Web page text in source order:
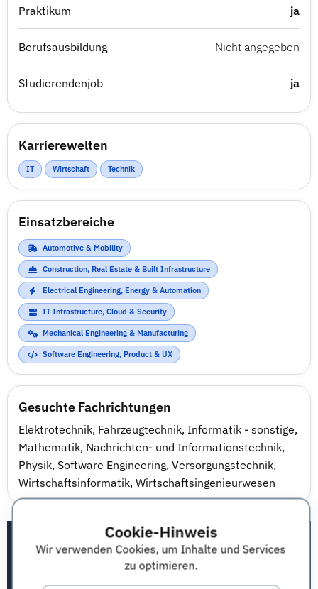
Cookie-Hinweis
Wir verwenden Cookies, um Inhalte und Services
zu optimieren.
Praktikum ja
Berufsausbildung Nicht angegeben
Studierendenjob ja
Karrierewelten
IT Wirtschaft Technik
Einsatzbereiche
Automotive & Mobility
Construction, Real Estate & Built Infrastructure
Electrical Engineering, Energy & Automation
IT Infrastructure, Cloud & Security
Mechanical Engineering & Manufacturing
Software Engineering, Product & UX
Gesuchte Fachrichtungen
Elektrotechnik, Fahrzeugtechnik, Informatik - sonstige,
Mathematik, Nachrichten- und Informationstechnik,
Physik, Software Engineering, Versorgungstechnik,
Wirtschaftsinformatik, Wirtschaftsingenieurwesen
Qualifikations-Matrix
1 2
Sehr gute